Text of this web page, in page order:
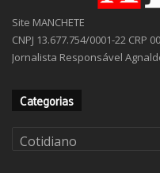
Site MANCHETE
CNPJ 13.677.754/0001-22 CRP
Jornalista Responsável
Categorias
Categorias